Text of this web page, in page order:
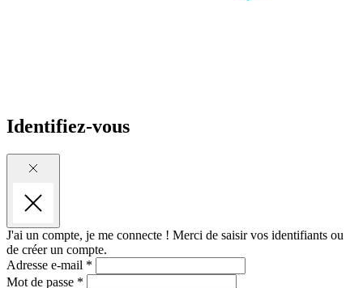
Identifiez-vous
J'ai un compte, je me connecte ! Merci de saisir vos identifiants ou
de créer un compte.
Adresse e-mail *
Mot de passe *